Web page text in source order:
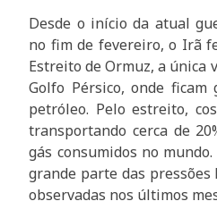
Desde o início da atual
no fim de fevereiro, o Irã
Estreito de Ormuz, a única
Golfo Pérsico, onde ficam
petróleo. Pelo estreito,
transportando cerca de
gás consumidos no
grande parte das pressões
observadas nos últimos